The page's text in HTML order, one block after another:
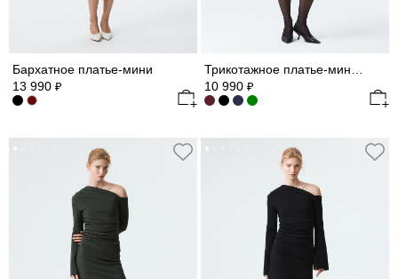
Бархатное платье-мини
13 990 ₽
Трикотажное платье-мини с драпировками
10 990 ₽